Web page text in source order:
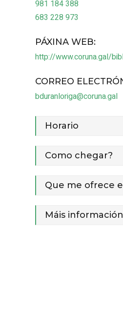
981 184 388
683 228 973
PÁXINA WEB:
http://www.coruna.gal/
CORREO
bduranloriga@coruna.gal
Horario
Como chegar?
Que me ofrece
Máis información